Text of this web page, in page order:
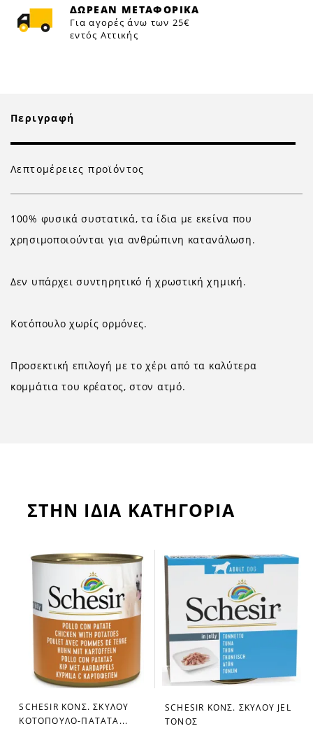
ΔΩΡΕΑΝ ΜΕΤΑΦΟΡΙΚΑ
Για αγορές άνω των 25€
εντός Αττικής
Περιγραφή
Λεπτομέρειες προϊόντος
100% φυσικά συστατικά, τα ίδια με εκείνα που
χρησιμοποιούνται για ανθρώπινη κατανάλωση.
Δεν υπάρχει συντηρητικό ή χρωστική χημική.
Κοτόπουλο χωρίς ορμόνες.
Προσεκτική επιλογή με το χέρι από τα καλύτερα
κομμάτια του κρέατος, στον ατμό.
ΣΤΗΝ ΙΔΙΑ ΚΑΤΗΓΟΡΙΑ
favorite_border
SCHESIR ΚΟΝΣ. ΣΚΥΛΟΥ
ΚΟΤΟΠΟΥΛΟ-ΠΑΤΑΤΑ...
favorite_border
SCHESIR ΚΟΝΣ. ΣΚΥΛOY JEL
ΤΟΝΟΣ